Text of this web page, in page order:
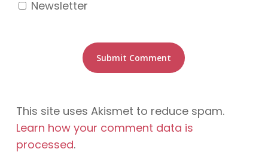
Newsletter
This site uses Akismet to reduce spam.
Learn how your comment data is
processed.